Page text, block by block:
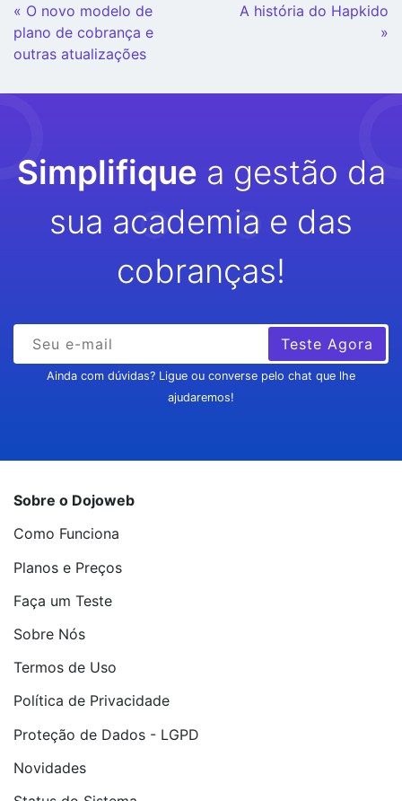
Continue
Lendo
« O novo modelo de
plano de cobrança e
outras atualizações
A história do Hapkido
»
Simplifique a gestão da
sua academia e das
cobranças!
Teste Agora
Ainda com dúvidas? Ligue ou converse pelo chat que lhe
ajudaremos!
Sobre o Dojoweb
Como Funciona
Planos e Preços
Faça um Teste
Sobre Nós
Termos de Uso
Política de Privacidade
Proteção de Dados - LGPD
Novidades